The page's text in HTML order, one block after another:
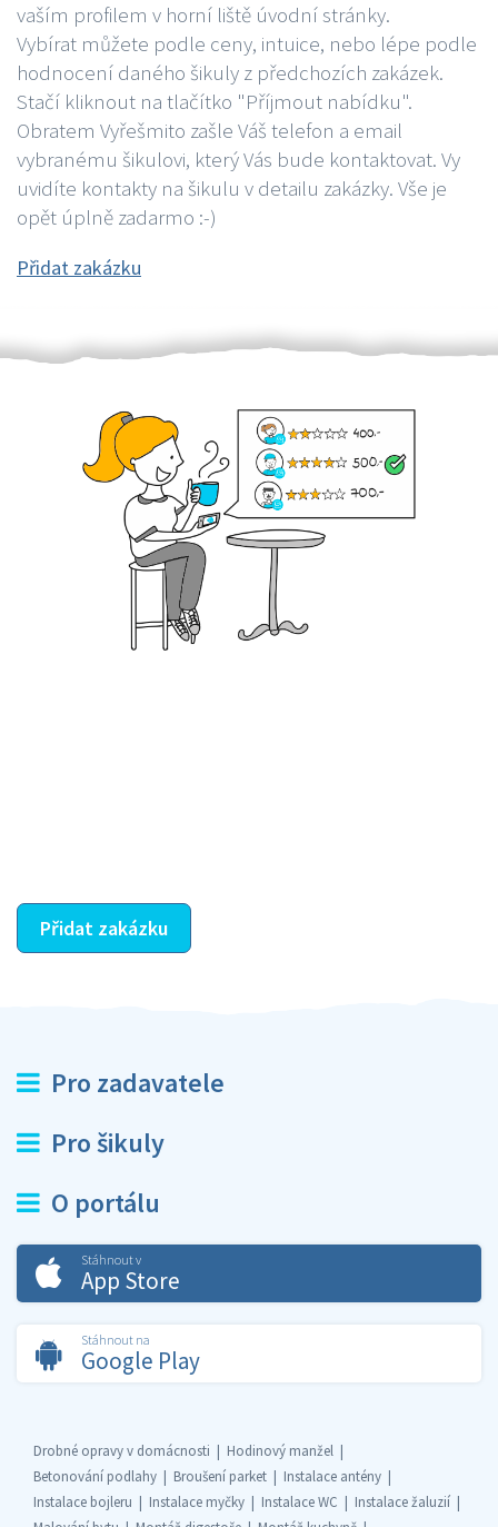
vaším profilem v horní liště úvodní stránky.
Vybírat můžete podle ceny, intuice, nebo lépe podle
hodnocení daného šikuly z předchozích zakázek.
Stačí kliknout na tlačítko "Příjmout nabídku".
Obratem Vyřešmito zašle Váš telefon a email
vybranému šikulovi, který Vás bude kontaktovat. Vy
uvidíte kontakty na šikulu v detailu zakázky. Vše je
opět úplně zadarmo :-)
Přidat zakázku
Přidat zakázku
Pro zadavatele
Pro šikuly
O portálu
Stáhnout v
App Store
Stáhnout na
Google Play
Drobné opravy v domácnosti
Hodinový manžel
Betonování podlahy
Broušení parket
Instalace antény
Instalace bojleru
Instalace myčky Instalace WC
Instalace žaluzií